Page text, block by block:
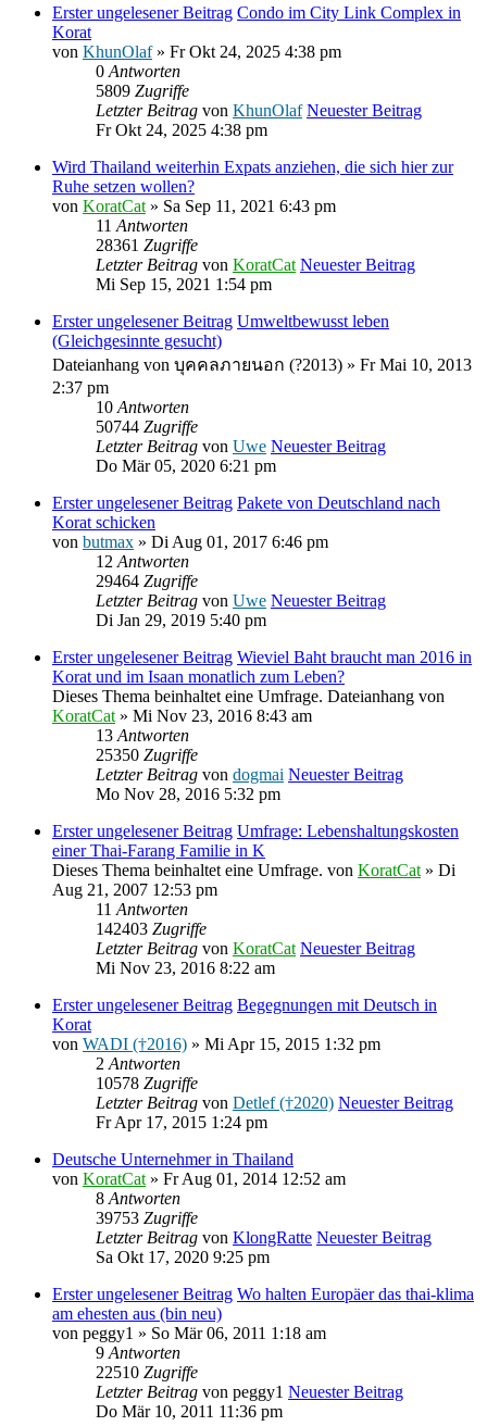
Erster ungelesener Beitrag Condo im City Link Complex in
Korat
von KhunOlaf» Fr Okt 24, 2025 4:38 pm
0 Antworten
5809 Zugriffe
Letzter Beitrag von KhunOlaf Neuester Beitrag
Fr Okt 24, 2025 4:38 pm
Wird Thailand weiterhin Expats anziehen, die sich hier zur
Ruhe setzen wollen?
von KoratCat » Sa Sep 11, 2021 6:43 pm
11 Antworten
28361 Zugriffe
Letzter Beitrag von KoratCat Neuester Beitrag
Mi Sep 15, 2021 1:54 pm
Erster ungelesener Beitrag Umweltbewusst leben
(Gleichgesinnte gesucht)
Dateianhang von บุคคลภายนอก (?2013) » Fr Mai 10, 2013
2:37 pm
10 Antworten
50744 Zugriffe
Letzter Beitrag von Uwe Neuester Beitrag
Do Mär 05, 2020 6:21 pm
Erster ungelesener Beitrag Pakete von Deutschland nach
Korat schicken
von butmax » Di Aug 01, 2017 6:46 pm
12 Antworten
29464 Zugriffe
Letzter Beitrag von Uwe Neuester Beitrag
Di Jan 29, 2019 5:40 pm
Erster ungelesener Beitrag Wieviel Baht braucht man 2016 in
Korat und im Isaan monatlich zum Leben?
Dieses Thema beinhaltet eine Umfrage. Dateianhang von
KoratCat » Mi Nov 23, 2016 8:43 am
13 Antworten
25350 Zugriffe
Letzter Beitrag von dogmai Neuester Beitrag
Mo Nov 28, 2016 5:32 pm
Erster ungelesener Beitrag Umfrage: Lebenshaltungskosten
einer Thai-Farang Familie in K
Dieses Thema beinhaltet eine Umfrage. von KoratCat » Di
Aug 21, 2007 12:53 pm
11 Antworten
142403 Zugriffe
Letzter Beitrag von KoratCat Neuester Beitrag
Mi Nov 23, 2016 8:22 am
Erster ungelesener Beitrag Begegnungen mit Deutsch in
Korat
von WADI (†2016) » Mi Apr 15, 2015 1:32 pm
2 Antworten
10578 Zugriffe
Letzter Beitrag von Detlef (†2020) Neuester Beitrag
Fr Apr 17, 2015 1:24 pm
Deutsche Unternehmer in Thailand
von KoratCat » Fr Aug 01, 2014 12:52 am
8 Antworten
39753 Zugriffe
Letzter Beitrag von KlongRatte Neuester Beitrag
Sa Okt 17, 2020 9:25 pm
Erster ungelesener Beitrag Wo halten Europäer das thai-klima
am ehesten aus (bin neu)
von peggy1 » So Mär 06, 2011 1:18 am
9 Antworten
22510 Zugriffe
Letzter Beitrag von peggy1 Neuester Beitrag
Do Mär 10, 2011 11:36 pm